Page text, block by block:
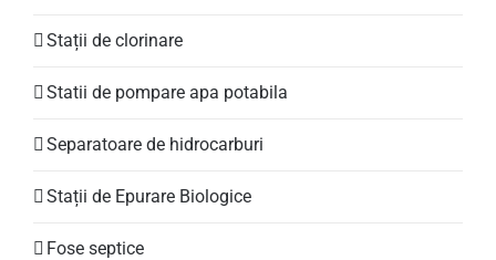
Stații de clorinare
Statii de pompare apa potabila
Separatoare de hidrocarburi
Stații de Epurare Biologice
Fose septice